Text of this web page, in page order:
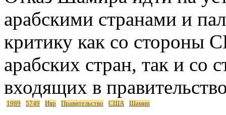
арабскими странами и
критику как со
арабских стран, так и со
входящих в
1989 5749 Ияр Правительство США Шамир